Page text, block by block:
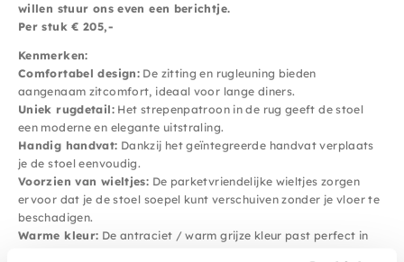
willen stuur ons even een berichtje.
Per stuk € 205,-
Kenmerken:
Comfortabel design: De zitting en rugleuning bieden
aangenaam zitcomfort, ideaal voor lange diners.
Uniek rugdetail:Het strepenpatroon in de rug geeft de stoel
een moderne en elegante uitstraling.
Handig handvat: Dankzij het geïntegreerde handvat verplaats
je de stoel eenvoudig.
Voorzien van wieltjes: De parketvriendelijke wieltjes zorgen
ervoor dat je de stoel soepel kunt verschuiven zonder je vloer te
beschadigen.
Warme kleur: De antraciet / warm grijze kleur past perfect in